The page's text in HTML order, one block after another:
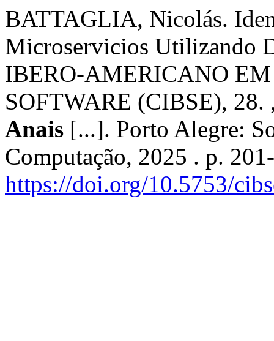
BATTAGLIA, Nicolás.
Microservicios Utilizando
IBERO-AMERICANO
SOFTWARE (CIBSE), 28.
Anais [...]. Porto Alegre:
Computação, 2025 . p.
https://doi.org/10.5753/